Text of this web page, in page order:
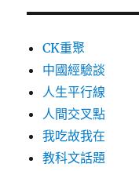
CK重聚
中國經驗談
人生平行線
人間交叉點
我吃故我在
教科文話題